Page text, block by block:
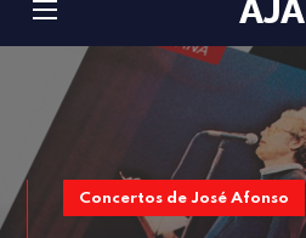
AJA
Concertos de José Afonso